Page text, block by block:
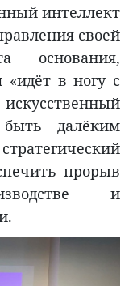
интеллект
своей
основания,
«идёт в ногу с
далёким
прорыв
и